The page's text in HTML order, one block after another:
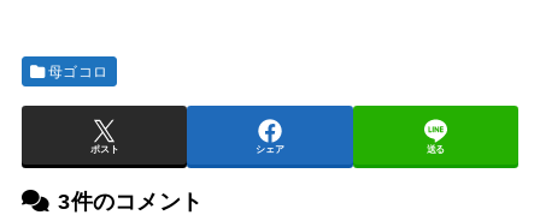
母ゴコロ
ポスト シェア 送る
3件のコメント